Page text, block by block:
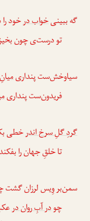
گه ببینیخواب درخود را
تو درست‌ی چون
سیاوخش‌ست پنداری
فریدون‌ست پنداری
گردِ گلِ سرخ اندرخطی
تا خلقِ جهان را
سمن‌بر وِیس لرزان گشت
چودر آبِ ر‌وان در